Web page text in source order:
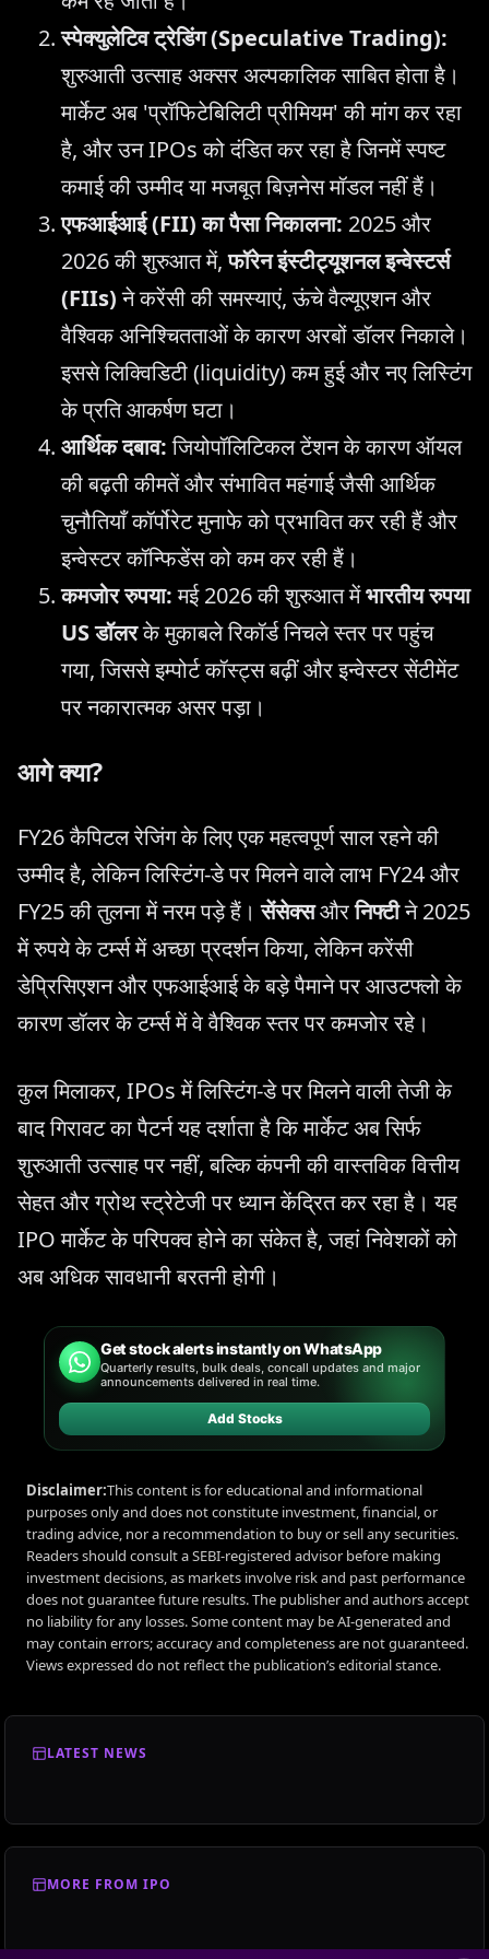
स्पेक्युलेटिव ट्रेडिंग (Speculative Trading):
शुरुआती उत्साह अक्सर अल्पकालिक साबित होता है।
मार्केट अब 'प्रॉफिटेबिलिटी प्रीमियम' की मांग कर रहा
है, और उन IPOs को दंडित कर रहा है जिनमें स्पष्ट
कमाई की उम्मीद या मजबूत बिज़नेस मॉडल नहीं हैं।
एफआईआई (FII) का पैसा निकालना: 2025 और
2026 की शुरुआत में,फॉरेन इंस्टीट्यूशनल इन्वेस्टर्स
(FIIs)ने करेंसी की समस्याएं, ऊंचे वैल्यूएशन और
वैश्विक अनिश्चितताओं के कारण अरबों डॉलर निकाले।
इससे लिक्विडिटी (liquidity) कम हुई और नए लिस्टिंग
के प्रति आकर्षण घटा।
आर्थिक दबाव:जियोपॉलिटिकल टेंशन के कारण ऑयल
की बढ़ती कीमतें और संभावित महंगाई जैसी आर्थिक
चुनौतियाँ कॉर्पोरेट मुनाफे को प्रभावित कर रही हैं और
इन्वेस्टर कॉन्फिडेंस को कम कर रही हैं।
कमजोर रुपया:मई 2026 की शुरुआत मेंभारतीय रुपया
US डॉलरके मुकाबले रिकॉर्ड निचले स्तर पर पहुंच
गया, जिससे इम्पोर्ट कॉस्ट्स बढ़ीं और इन्वेस्टर सेंटीमेंट
पर नकारात्मक असर पड़ा।
आगे क्या?
FY26 कैपिटल रेजिंग के लिए एक महत्वपूर्ण साल रहने की
उम्मीद है, लेकिन लिस्टिंग-डे पर मिलने वाले लाभ FY24 और
FY25 की तुलना में नरम पड़े हैं।सेंसेक्सऔरनिफ्टीने 2025
में रुपये के टर्म्स में अच्छा प्रदर्शन किया, लेकिन करेंसी
डेप्रिसिएशन और एफआईआई के बड़े पैमाने पर आउटफ्लो के
कारण डॉलर के टर्म्स में वे वैश्विक स्तर पर कमजोर रहे।
कुल मिलाकर, IPOs में लिस्टिंग-डे पर मिलने वाली तेजी के
बाद गिरावट का पैटर्न यह दर्शाता है कि मार्केट अब सिर्फ
शुरुआती उत्साह पर नहीं, बल्कि कंपनी की वास्तविक वित्तीय
सेहत और ग्रोथ स्ट्रेटेजी पर ध्यान केंद्रित कर रहा है। यह
IPO मार्केट के परिपक्व होने का संकेत है, जहां निवेशकों को
अब अधिक सावधानी बरतनी होगी।
Get stock alerts instantly on WhatsApp
Quarterly results, bulk deals, concall updates and major
announcements delivered in real time.
Add Stocks
Disclaimer:This content is for educational and informational
purposes only and does not constitute investment, financial, or
trading advice, nor a recommendation to buy or sell any securities.
Readers should consult a SEBI-registered advisor before making
investment decisions, as markets involve risk and past performance
does not guarantee future results. The publisher and authors accept
no liability for any losses. Some content may be AI-generated and
may contain errors; accuracy and completeness are not guaranteed.
Views expressed do not reflect the publication’s editorial stance.
LATEST NEWS
MORE FROM IPO